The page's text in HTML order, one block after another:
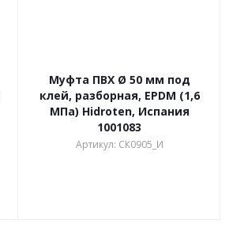
Муфта ПВХ Ø 50 мм под
клей, разборная, EPDM (1,6
МПа) Hidroten, Испания
1001083
Артикул: СК0905_И